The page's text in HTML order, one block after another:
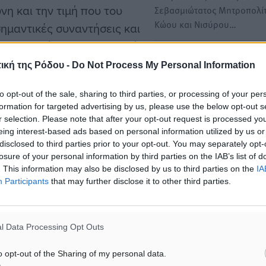
της Ρόδου - Do Not Process My Personal Information
opt-out of the sale, sharing to third parties, or processing of your
for targeted advertising by us, please use the below opt-out
selection. Please note that after your opt-out request is processed
interest-based ads based on personal information utilized by us
to third parties prior to your opt-out. You may separately
of your personal information by third parties on the IAB’s list of
This information may also be disclosed by us to third parties on the
Participants that may further disclose it to other third parties.
Data Processing Opt Outs
opt-out of the Sharing of my personal data.
και την τιμή που του
συναντήσεις και
σημειώνοντας τη στενή
προς την τοπική
ζητημάτων, αλλά
που
την ευκαιρία να θέσει
τη διάρκεια επαφών
ενοριών της
η αναζήτηση νέου
μετά την
Σεβασμιώτατος
Κώου και Νισύρου…
Μητροπολίτη Κώου και
του σε Διδάκτορα του ΕΚΠΑ
Τα θερμά και ειλικρινή του
συγχαρητήρια προς τον
Σεβασμιώτατο
και…
Τεσσαρακοστή - Θα
Από την Ιερά Μητρόπολη